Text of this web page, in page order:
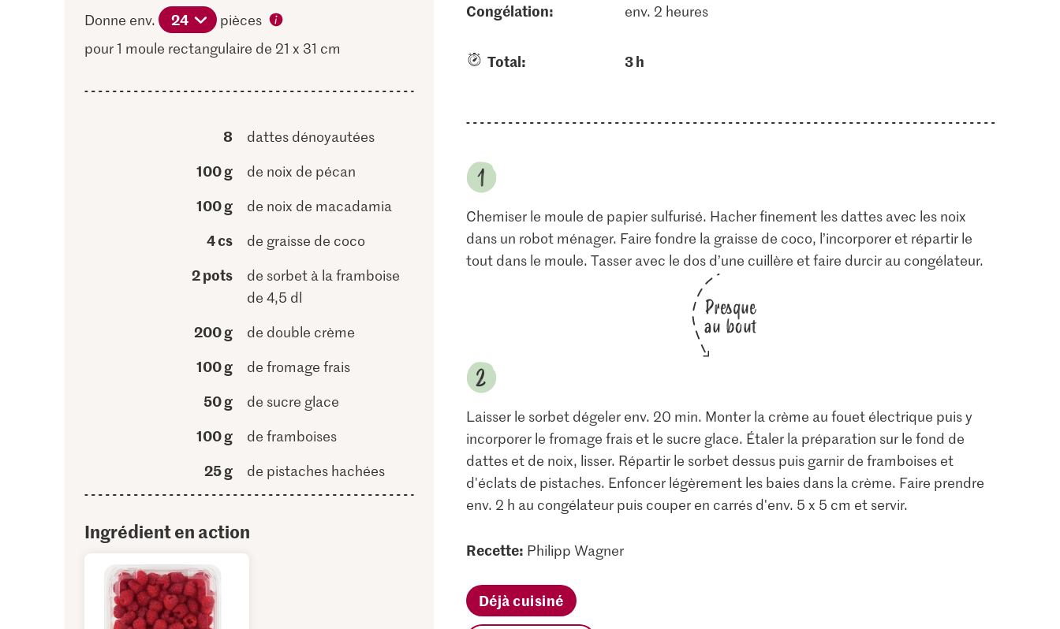
Donne env. 24
pièces
pour 1 moule rectangulaire de 21 x 31 cm
8 dattes dénoyautées
100 g de noix de pécan
100 g de noix de macadamia
4 cs de graisse de coco
2 pots
de sorbet à la framboise
de 4,5 dl
200 g de double crème
100 g de fromage frais
50 g de sucre glace
100 g de framboises
25 g de pistaches hachées
Ingrédient en action
congélation: env. 2 heures
Total: 3 h
Chemiser le moule de papier sulfurisé. Hacher finement les dattes avec les noix
dans un robot ménager. Faire fondre la graisse de coco, l’incorporer et répartir le
tout dans le moule. Tasser avec le dos d’une cuillère et faire durcir au congélateur.
Presque
au bout
Laisser le sorbet dégeler env. 20 min. Monter la crème au fouet électrique puis y
incorporer le fromage frais et le sucre glace. Étaler la préparation sur le fond de
dattes et de noix, lisser. Répartir le sorbet dessus puis garnir de framboises et
d'éclats de pistaches. Enfoncer légèrement les baies dans la crème. Faire prendre
env. 2 h au congélateur puis couper en carrés d'env. 5 x 5 cm et servir.
Recette: Philipp Wagner
Déjà cuisiné